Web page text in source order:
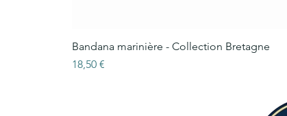
Bandana marinière - Collection Bretagne
Prix
18,50 €